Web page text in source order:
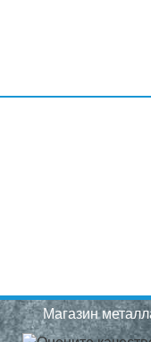
Магазин